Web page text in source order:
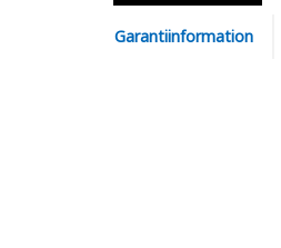
Garantiinformation